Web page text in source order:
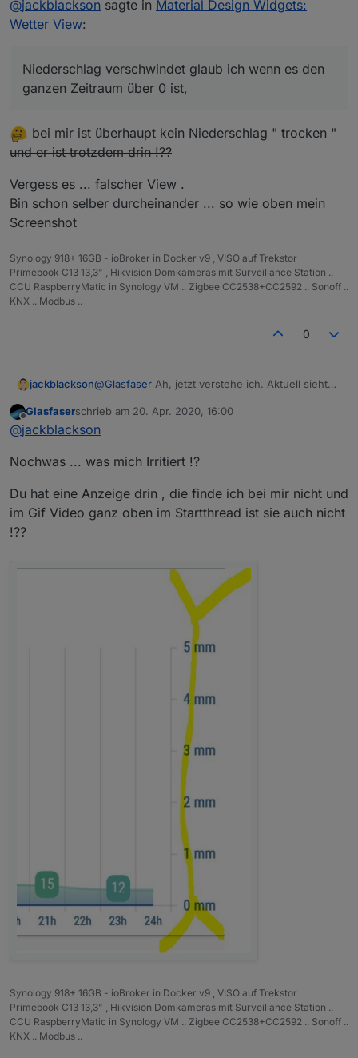
Niederschlag verschwindet glaub ich wenn es
den ganzen Zeitraum über 0 ist, dann ist es gar
@jackblackson sagte in Material Design Widgets:
Wetter View:
Niederschlag verschwindet glaub ich wenn es den
ganzen Zeitraum über 0 ist,
bei mir ist überhaupt kein Niederschlag " trocken "
und er ist trotzdem drin !??
Vergess es ... falscher View .
Bin schon selber durcheinander ... so wie oben mein
Screenshot
Synology 918+ 16GB - ioBroker in Docker v9 , VISO auf Trekstor
Primebook C13 13,3" , Hikvision Domkameras mit Surveillance Station ..
CCU RaspberryMatic in Synology VM .. Zigbee CC2538+CC2592 .. Sonoff ..
KNX .. Modbus ..
0
jackblackson@Glasfaser Ah, jetzt verstehe ich. Aktuell sieht
Niederschlag verschwindet glaub ich wenn es
den ganzen Zeitraum über 0 ist, dann ist es gar
Offline
Glasfaserschrieb am 20. Apr. 2020, 16:00
zuletzt editiert von
@jackblackson
Nochwas ... was mich Irritiert !?
Du hat eine Anzeige drin , die finde ich bei mir nicht und
im Gif Video ganz oben im Startthread ist sie auch nicht
!??
Synology 918+ 16GB - ioBroker in Docker v9 , VISO auf Trekstor
Primebook C13 13,3" , Hikvision Domkameras mit Surveillance Station ..
CCU RaspberryMatic in Synology VM .. Zigbee CC2538+CC2592 .. Sonoff ..
KNX .. Modbus ..